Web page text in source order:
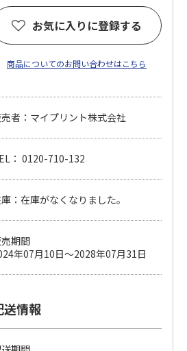
お気に入りに登録する
商品についてのお問い合わせはこちら
者：マイプリント株式会社
： 0120-710-132
：在庫がなくなりました。
期間
年07月10日～2028年07月31日
送情報